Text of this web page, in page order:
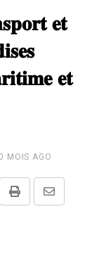
𝐞𝐭
𝐞𝐭
MOIS AGO
Print
Share